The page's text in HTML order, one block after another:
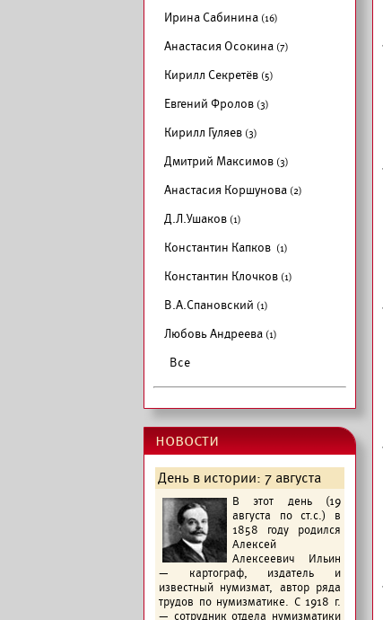
Ирина Сабинина (16)
Анастасия Осокина (7)
Кирилл Секретёв (5)
Евгений Фролов (3)
Кирилл Гуляев (3)
Дмитрий Максимов (3)
Анастасия Коршунова (2)
Д.Л.Ушаков (1)
Константин Капков (1)
Константин Клочков (1)
В.А.Спановский (1)
Любовь Андреева (1)
Все
новости
День в истории: 7 августа
В этот день (19
августа по ст.с.) в
1858 году родился
Алексей
Алексеевич Ильин
— картограф, издатель и
известный нумизмат, автор ряда
трудов по нумизматике. С 1918 г.
— сотрудник отдела нумизматики